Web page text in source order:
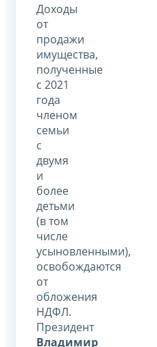
Доходы
от
продажи
имущества,
полученные
с 2021
года
членом
семьи
с
двумя
и
более
детьми
(в том
числе
усыновленными),
освобождаются
от
обложения
НДФЛ.
Президент
Владимир